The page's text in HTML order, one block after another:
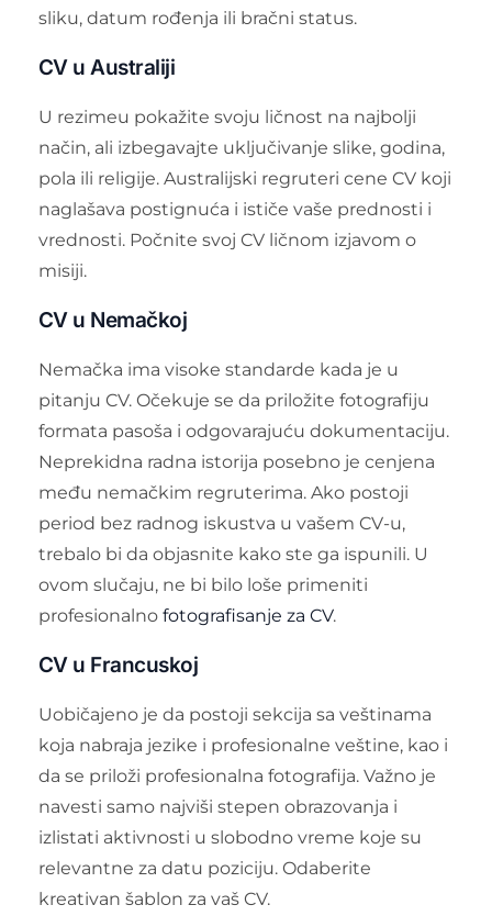
sliku, datum rođenja ili bračni status.
CV u Australiji
U rezimeu pokažite svoju ličnost na najbolji
način, ali izbegavajte uključivanje slike, godina,
pola ili religije. Australijski regruteri cene CV koji
naglašava postignuća i ističe vaše prednosti i
vrednosti. Počnite svoj CV ličnom izjavom o
misiji.
CV u Nemačkoj
Nemačka ima visoke standarde kada je u
pitanju CV. Očekuje se da priložite fotografiju
formata pasoša i odgovarajuću dokumentaciju.
Neprekidna radna istorija posebno je cenjena
među nemačkim regruterima. Ako postoji
period bez radnog iskustva u vašem CV-u,
trebalo bi da objasnite kako ste ga ispunili. U
ovom slučaju, ne bi bilo loše primeniti
profesionalno fotografisanje za CV.
CV u Francuskoj
Uobičajeno je da postoji sekcija sa veštinama
koja nabraja jezike i profesionalne veštine, kao i
da se priloži profesionalna fotografija. Važno je
navesti samo najviši stepen obrazovanja i
izlistati aktivnosti u slobodno vreme koje su
relevantne za datu poziciju. Odaberite
kreativan šablon za vaš CV.